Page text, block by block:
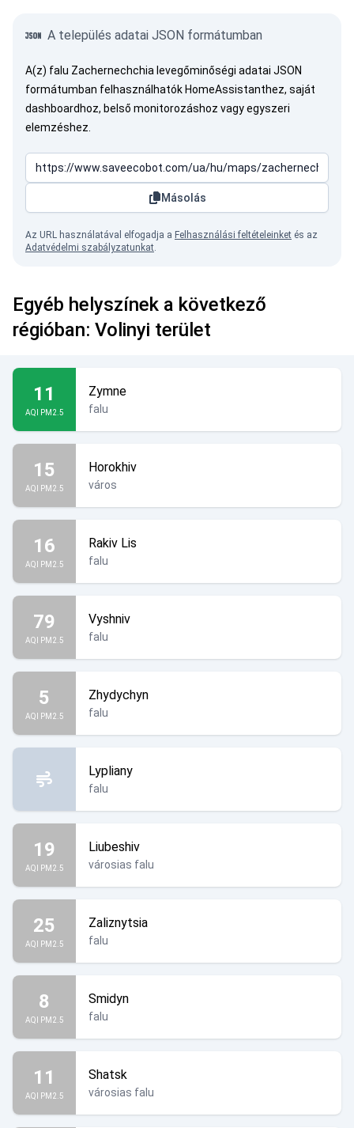
A település adatai JSON formátumban
A(z) falu Zachernechchia levegőminőségi adatai JSON
formátumban felhasználhatók HomeAssistanthez, saját
dashboardhoz, belső monitorozáshoz vagy egyszeri
elemzéshez.
Másolás
Az URL használatával elfogadja a Felhasználási feltételeinket és az
Adatvédelmi szabályzatunkat.
Egyéb helyszínek a következő
régióban: Volinyi terület
11
AQI PM2.5
Zymne
falu
15
AQI PM2.5
Horokhiv
város
16
AQI PM2.5
Rakiv Lis
falu
79
AQI PM2.5
Vyshniv
falu
5
AQI PM2.5
Zhydychyn
falu
Lypliany
falu
19
AQI PM2.5
Liubeshiv
városias falu
25
AQI PM2.5
Zaliznytsia
falu
8
AQI PM2.5
Smidyn
falu
11
AQI PM2.5
Shatsk
városias falu